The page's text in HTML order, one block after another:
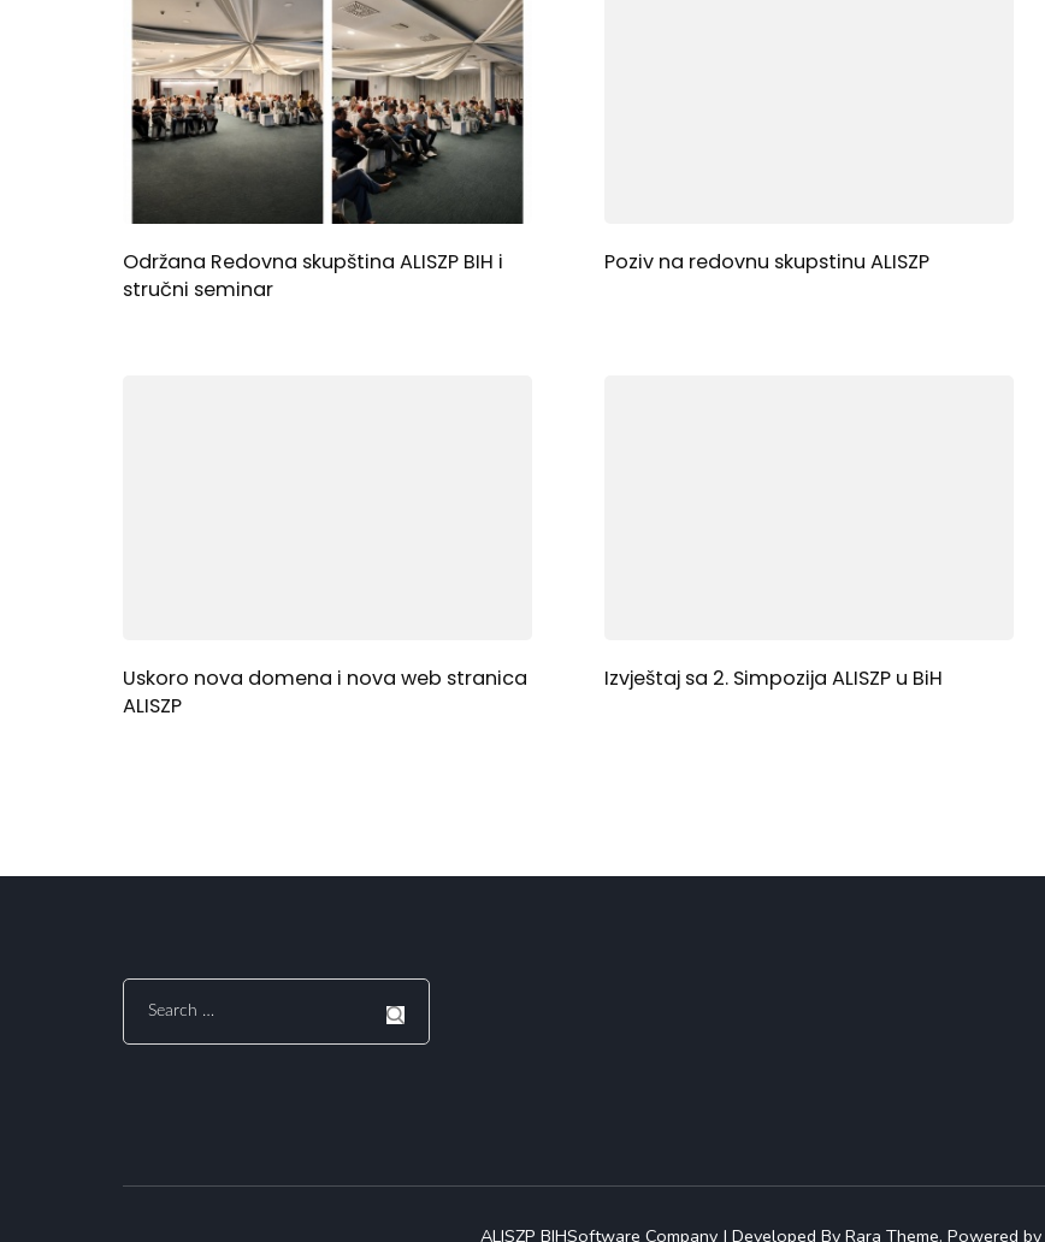
Održana Redovna skupština ALISZP BIH i
stručni seminar
Poziv na redovnu skupstinu ALISZP
Uskoro nova domena i nova web stranica
ALISZP
Izvještaj sa 2. Simpozija ALISZP u BiH
Search
for:
ALISZP BIHSoftware Company | Developed By Rara Theme. Powered by